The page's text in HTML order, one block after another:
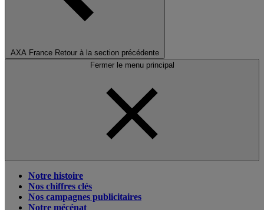
AXA France Retour à la section précédente
Fermer le menu principal
Notre histoire
Nos chiffres clés
Nos campagnes publicitaires
Notre mécénat